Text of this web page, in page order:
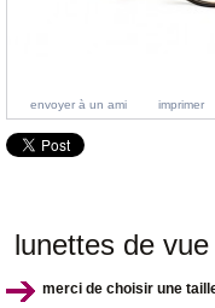
envoyer à un ami imprimer
lunettes de
merci de choisir une